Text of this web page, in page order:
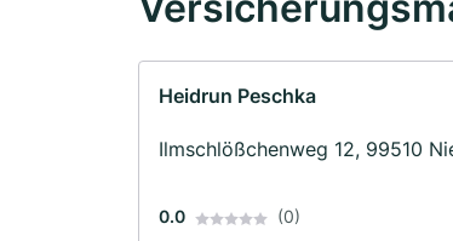
Heidrun Peschka
Ilmschlößchenweg 12, 99510
0.0 (0)